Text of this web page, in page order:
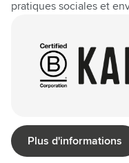
pratiques sociales et
Plus d'informations